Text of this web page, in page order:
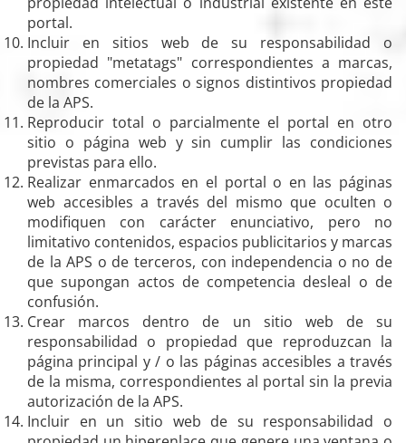
portal.
Incluir en sitios web de su responsabilidad o
propiedad "metatags" correspondientes a marcas,
nombres comerciales o signos distintivos propiedad
de la APS.
Reproducir total o parcialmente el portal en otro
sitio o página web y sin cumplir las condiciones
previstas para ello.
Realizar enmarcados en el portal o en las páginas
web accesibles a través del mismo que oculten o
modifiquen con carácter enunciativo, pero no
limitativo contenidos, espacios publicitarios y marcas
de la APS o de terceros, con independencia o no de
que supongan actos de competencia desleal o de
confusión.
Crear marcos dentro de un sitio web de su
responsabilidad o propiedad que reproduzcan la
página principal y / o las páginas accesibles a través
de la misma, correspondientes al portal sin la previa
autorización de la APS.
Incluir en un sitio web de su responsabilidad o